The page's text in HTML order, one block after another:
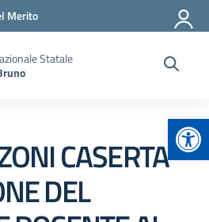
Merito
Statale
CASERTA
DEL